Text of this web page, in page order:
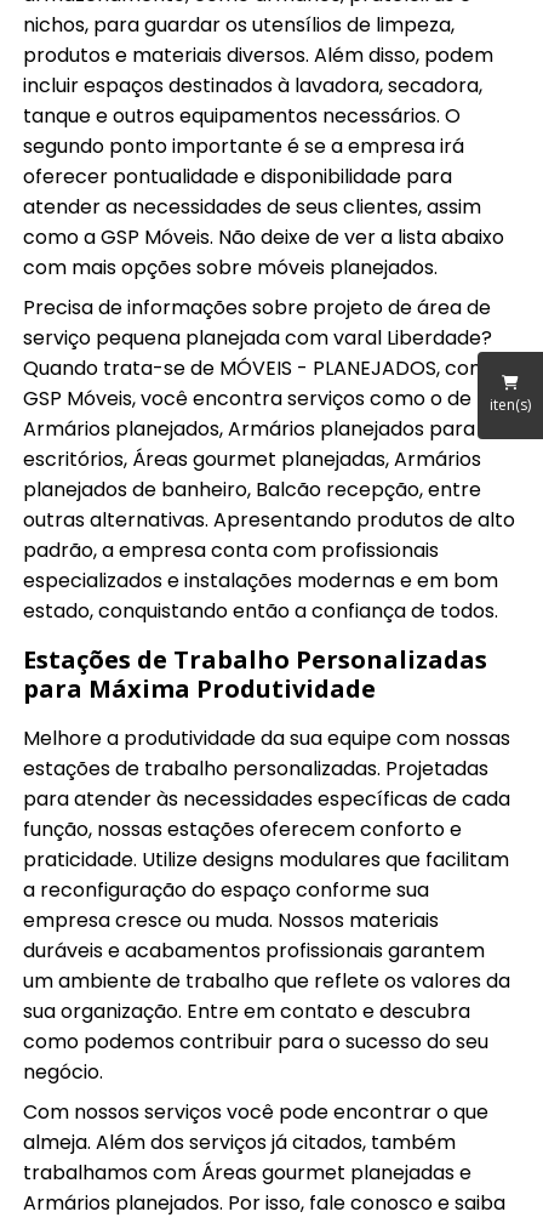
iten(s)
nichos, para guardar os utensílios de limpeza,
produtos e materiais diversos. Além disso, podem
incluir espaços destinados à lavadora, secadora,
tanque e outros equipamentos necessários. O
segundo ponto importante é se a empresa irá
oferecer pontualidade e disponibilidade para
atender as necessidades de seus clientes, assim
como a GSP Móveis. Não deixe de ver a lista abaixo
com mais opções sobre móveis planejados.
Precisa de informações sobre projeto de área de
serviço pequena planejada com varal Liberdade?
Quando trata-se de MÓVEIS - PLANEJADOS, com a
GSP Móveis, você encontra serviços como o de
Armários planejados, Armários planejados para
escritórios, Áreas gourmet planejadas, Armários
planejados de banheiro, Balcão recepção, entre
outras alternativas. Apresentando produtos de alto
padrão, a empresa conta com profissionais
especializados e instalações modernas e em bom
estado, conquistando então a confiança de todos.
Estações de Trabalho Personalizadas
para Máxima Produtividade
Melhore a produtividade da sua equipe com nossas
estações de trabalho personalizadas. Projetadas
para atender às necessidades específicas de cada
função, nossas estações oferecem conforto e
praticidade. Utilize designs modulares que facilitam
a reconfiguração do espaço conforme sua
empresa cresce ou muda. Nossos materiais
duráveis e acabamentos profissionais garantem
um ambiente de trabalho que reflete os valores da
sua organização. Entre em contato e descubra
como podemos contribuir para o sucesso do seu
negócio.
Com nossos serviços você pode encontrar o que
almeja. Além dos serviços já citados, também
trabalhamos com Áreas gourmet planejadas e
Armários planejados. Por isso, fale conosco e saiba